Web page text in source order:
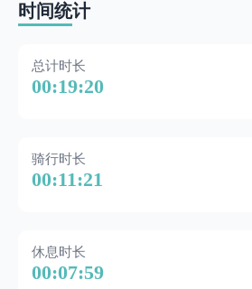
时间统计
总计时长
00:19:20
骑行时长
00:11:21
休息时长
00:07:59